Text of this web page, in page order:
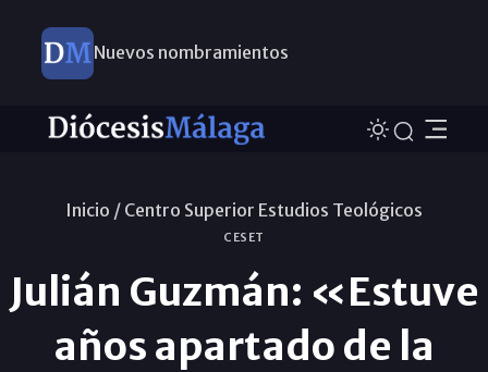
Nuevos nombramientos
Inicio / Centro Superior Estudios Teológicos
CESET
Julián Guzmán: «Estuve
años apartado de la